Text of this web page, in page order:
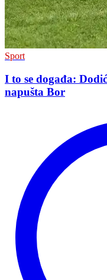
Sport
I to se događa:
napušta Bor